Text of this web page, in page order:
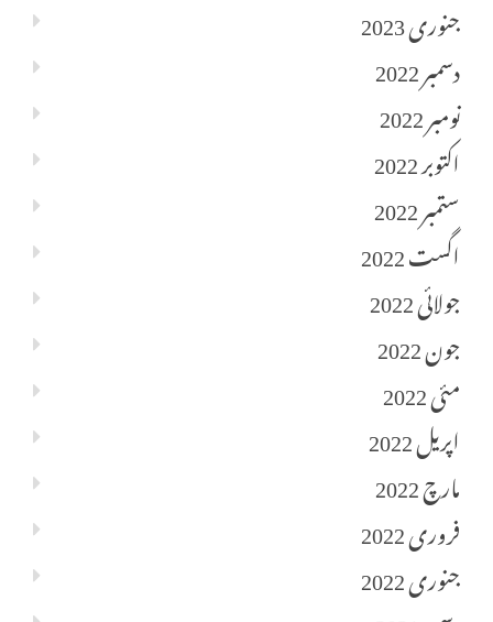
جنوری 2023
دسمبر 2022
نومبر 2022
اکتوبر 2022
ستمبر 2022
اگست 2022
جولائی 2022
جون 2022
مئی 2022
اپریل 2022
مارچ 2022
فروری 2022
جنوری 2022